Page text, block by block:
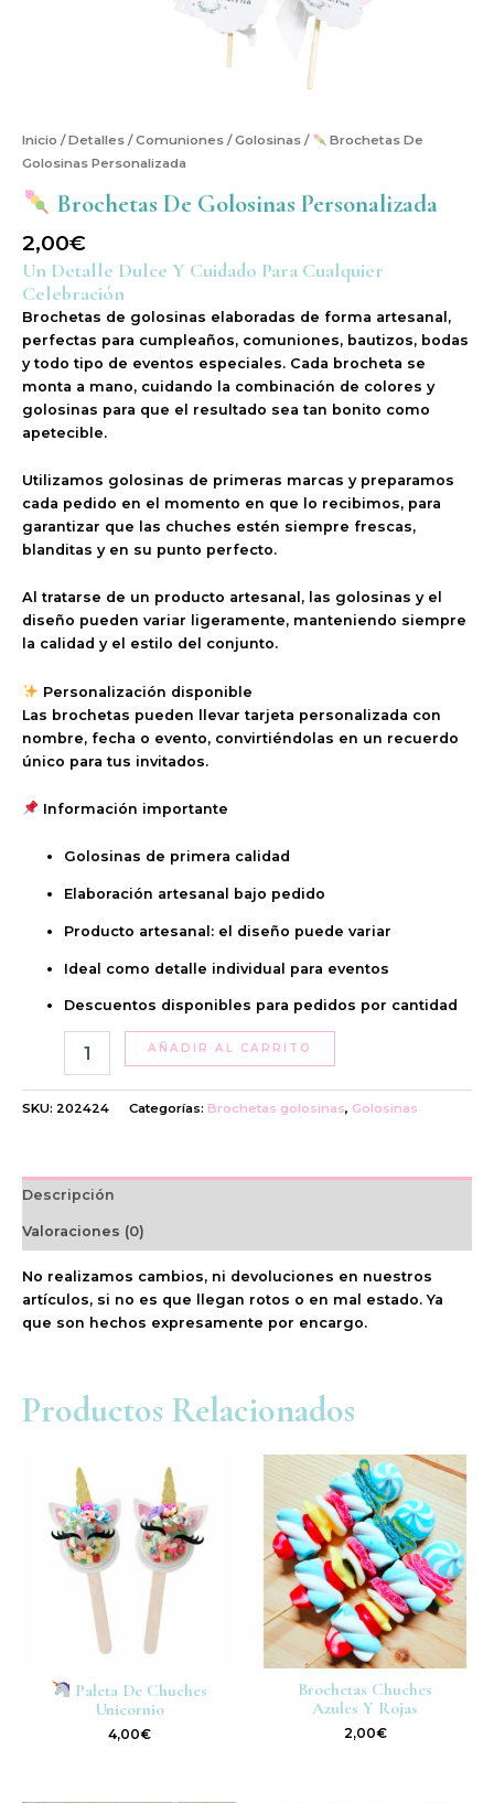
Inicio /Detalles /Comuniones /Golosinas /
Brochetas De
Golosinas Personalizada
Brochetas De Golosinas Personalizada
2,00€
Un Detalle Dulce Y Cuidado Para Cualquier
Celebración
Brochetas de golosinas elaboradas de forma artesanal,
perfectas para cumpleaños, comuniones, bautizos, bodas
y todo tipo de eventos especiales. Cada brocheta se
monta a mano, cuidando la combinación de colores y
golosinas para que el resultado sea tan bonito como
apetecible.
Utilizamos golosinas de primeras marcas y preparamos
cada pedido en el momento en que lo recibimos, para
garantizar que las chuches estén siempre frescas,
blanditas y en su punto perfecto.
Al tratarse de un producto artesanal, las golosinas y el
diseño pueden variar ligeramente, manteniendo siempre
la calidad y el estilo del conjunto.
Personalización disponible
Las brochetas pueden llevartarjeta personalizada con
nombre, fecha o evento, convirtiéndolas en un recuerdo
único para tus invitados.
Información importante
Golosinas de primera calidad
Elaboración artesanal bajo pedido
Producto artesanal: el diseño puede variar
Ideal como detalle individual para eventos
Descuentos disponibles para pedidos por cantidad
AÑADIR AL CARRITO
SKU: 202424 Categorías: Brochetas golosinas, Golosinas
Descripción
Valoraciones (0)
No realizamos cambios, ni devoluciones en nuestros
artículos, si no es que llegan rotos o en mal estado. Ya
que son hechos expresamente por encargo.
Productos Relacionados
Paleta De Chuches
Unicornio
4,00€
Brochetas Chuches
Azules Y Rojas
2,00€